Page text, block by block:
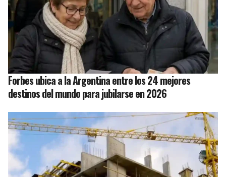
Forbes ubica a la Argentina entre los 24 mejores
destinos del mundo para jubilarse en 2026